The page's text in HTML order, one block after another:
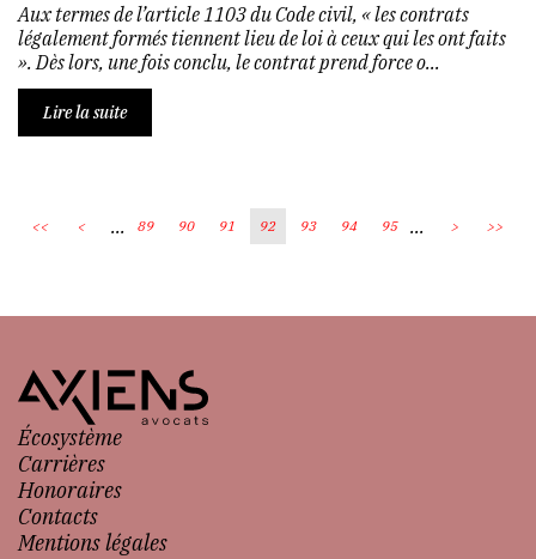
Aux termes de l’article 1103 du Code civil, « les contrats
légalement formés tiennent lieu de loi à ceux qui les ont faits
». Dès lors, une fois conclu, le contrat prend force o...
Lire la suite
<< < ... 89 90 91 92 93 94 95 ... > >>
Écosystème
Carrières
Honoraires
Contacts
Mentions légales